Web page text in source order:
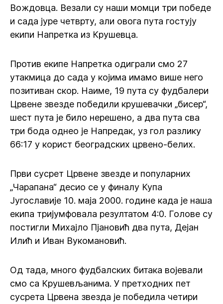
Вождовца. Везали су наши момци три победе
и сада јуре четврту, али овога пута гостују
екипи Напретка из Крушевца.
Против екипе Напретка одиграли смо 27
утакмица до сада у којима имамо више него
позитиван скор. Наиме, 19 пута су фудбалери
Црвене звезде победили крушевачки „бисер“,
шест пута је било нерешено, а два пута сва
три бода однео је Напредак, уз гол разлику
66:17 у корист београдских црвено-белих.
Први сусрет Црвене звезде и популарних
„Чарапана“ десио се у финалу Купа
Југославије 10. маја 2000. године када је наша
екипа тријумфовала резултатом 4:0. Голове су
постигли Михајло Пјановић два пута, Дејан
Илић и Иван Вукомановић.
Од тада, много фудбалских битака војевали
смо са Крушевљанима. У претходних пет
сусрета Црвена звезда је победила четири